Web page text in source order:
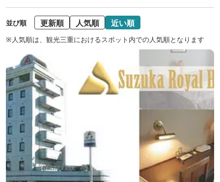
並び順 更新順 人気順 近い順
※人気順は、観光三重におけるスポット内での人気順となります